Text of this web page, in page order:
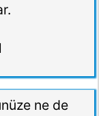
ne de